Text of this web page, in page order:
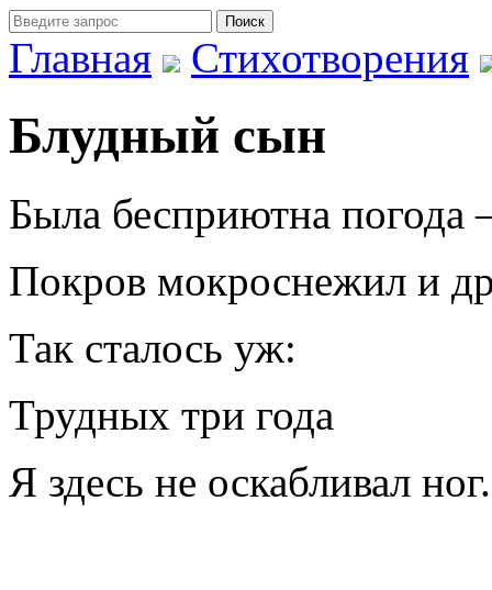
Главная
Стихотворения
Блудный сын
Была бесприютна
Покров мокроснежил и
Так сталось уж:
Трудных три года
Я здесь не оскабливал ног.